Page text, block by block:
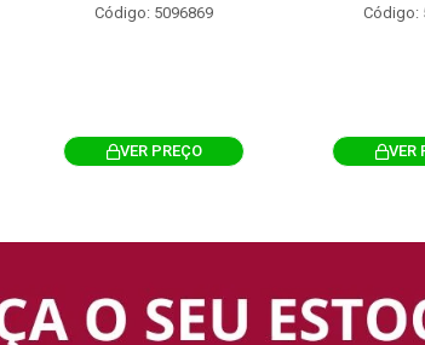
Código: 5096869
VER PREÇO
Código:
VER